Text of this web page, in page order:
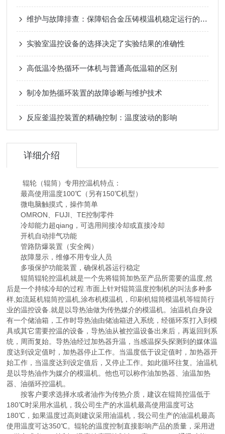
维护与故障排查：保障铝合金压铸模温机稳定运行的要点
实验室温控设备的选择决定了实验结果的准确性
高低温冷热循环一体机与普通高低温箱的区别
制冷加热循环装置的故障诊断与维护技术
反应釜温控装置的精确控制：温度波动的影响
详细介绍
辊轮（辊筒）专用控温机特点：
最高使用温度100℃（另有150℃机型）
微电脑触摸式，操作简单
OMRON、FUJI、TE控制零件
冷却能力超qiang，可选用间接冷却或直接冷却
开机自动排气功能
管路防爆装置（安全阀）
故障显示，维修不用专业人员
多项保护功能装置，确保机器运行稳定
辊筒辊轮控温机就是一个先将辊筒加热至产品所需要的温度,然
后是一个持续冷却的过程.市面上针对辊筒温度控制机的叫法多种多
样,如流延机辊筒控温机,涂布机模温机，印刷机辊筒模温机等辊筒行
业的温控设备.就是以导热油做为传热媒介的模温机。油温机自身设
有一个储油箱，工作时导热油由储油箱进入系统，经循环泵打入到模
具或其它需要控温的设备，导热油从被控温设备出来后，再返回到系
统，周而复始。导热油经过加热器升温，当感温探头探测到的媒体温
度达到设定值时，加热器停止工作。当温度低于设定值时，加热器开
始工作，当温度达到设定值后，又停止工作。如此循环往复。油温机
是以导热油作为媒介的模温机。他也可以称作油加热器、油温加热
器、油循环控温机。
按客户要求选择水或者油作为传热介质，建议在辊筒控温低于
180℃时采用水温机，我公司生产的水温机最高使用温度可达
180℃，如果温度过高则建议采用油温机，我公司生产的油温机最高
使用温度可达350℃。辊轮的温度控制直接影响产品的质量，采用进